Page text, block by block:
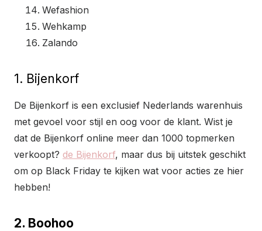
Wefashion
Wehkamp
Zalando
1. Bijenkorf
De Bijenkorf is een exclusief Nederlands warenhuis
met gevoel voor stijl en oog voor de klant. Wist je
dat de Bijenkorf online meer dan 1000 topmerken
verkoopt? de Bijenkorf, maar dus bij uitstek geschikt
om op Black Friday te kijken wat voor acties ze hier
hebben!
2. Boohoo